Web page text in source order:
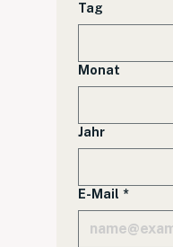
Tag
Monat
Jahr
E-Mail *